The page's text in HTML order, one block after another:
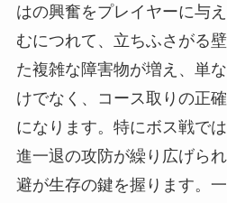
はの興奮をプレイヤーに与
むにつれて、立ちふさがる
た複雑な障害物が増え、単
けでなく、コース取りの正
になります。特にボス戦で
進一退の攻防が繰り広げら
避が生存の鍵を握ります。